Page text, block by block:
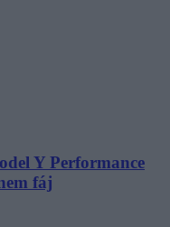
Y Performance
fáj